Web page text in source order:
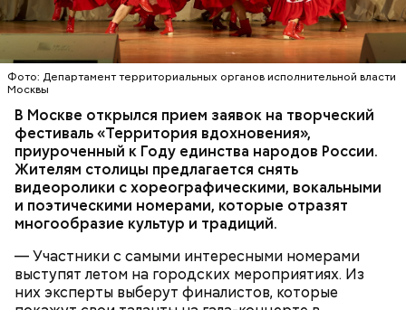
Фото: Департамент территориальных органов исполнительной власти
Москвы
В Москве открылся прием заявок на творческий
фестиваль «Территория вдохновения»,
приуроченный к Году единства народов России.
Жителям столицы предлагается снять
видеоролики с хореографическими, вокальными
и поэтическими номерами, которые отразят
многообразие культур и традиций.
— Участники с самыми интересными номерами
выступят летом на городских мероприятиях. Из
них эксперты выберут финалистов, которые
Конкурсантами могут стать все желающие старше
16 лет. У исполнителя или коллектива есть
возможность представить до двух номеров в
любом жанре. Экспертное жюри оценит его
соответствие главной теме и оригинальность, а
МЕРОПРИЯТИЯ
МОСКВА
ФЕСТИВАЛИ